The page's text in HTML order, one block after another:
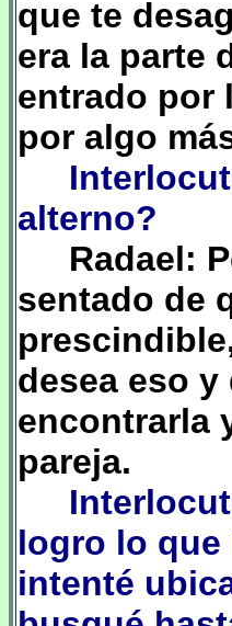
que te
era la parte
entrado por
por algo
alterno?
Radael:
sentado de
desea eso
encontrarla
pareja.
logro lo que
intenté